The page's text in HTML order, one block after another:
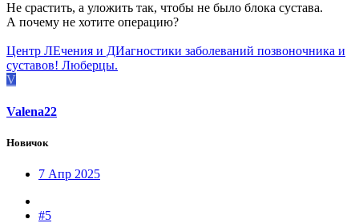
Не срастить, а уложить так, чтобы не было блока сустава.
А почему не хотите операцию?
Центр ЛЕчения и ДИагностики заболеваний позвоночника и
суставов! Люберцы.
V
Valena22
Новичок
7 Апр 2025
#5